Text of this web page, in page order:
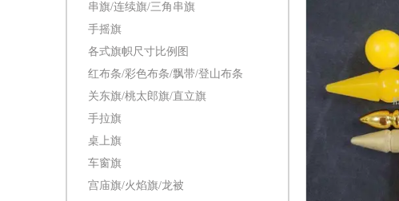
串旗/连续旗/三角串旗
手摇旗
各式旗帜尺寸比例图
红布条/彩色布条/飘带/登山布条
关东旗/桃太郎旗/直立旗
手拉旗
桌上旗
车窗旗
宫庙旗/火焰旗/龙被